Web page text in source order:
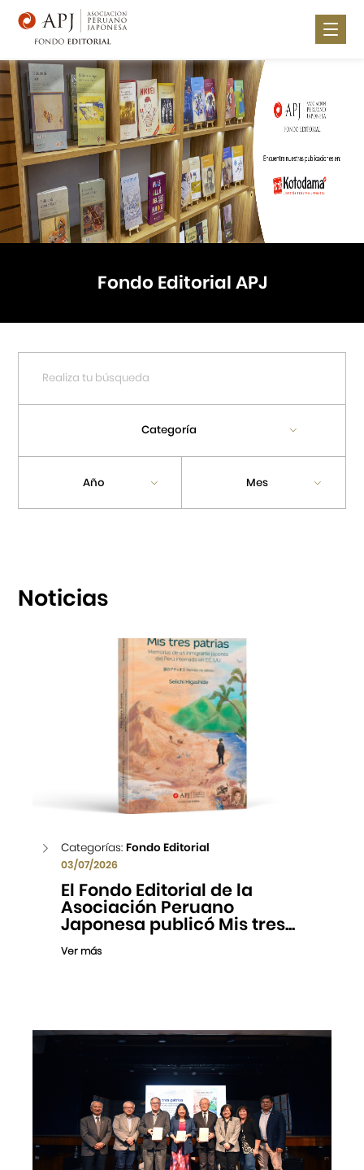
Nosotros
Noticias
Publica con nosotros
Lugares de Venta
Catálogo
Portal APJ
Museo de la Inmigración Japonesa
Teatro Peruano Japonés
Fondo Editorial APJ
Categoría
Año Mes
Noticias
Categorías: Fondo Editorial
03/07/2026
El Fondo Editorial de la
Asociación Peruano
Japonesa publicó Mis tres...
Ver más